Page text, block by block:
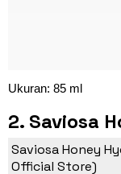
Ukuran: 85 ml
2. Saviosa
Wash
Saviosa Honey
Official Store)